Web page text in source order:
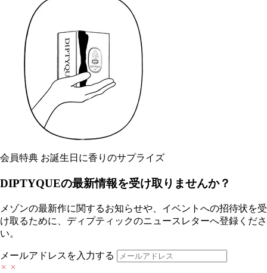
会員特典 お誕生日に香りのサプライズ
DIPTYQUEの最新情報を受け取りませんか？
メゾンの最新作に関するお知らせや、イベントへの招待状を受
け取るために、ディプティックのニュースレターへ登録くださ
い。
メールアドレスを入力する